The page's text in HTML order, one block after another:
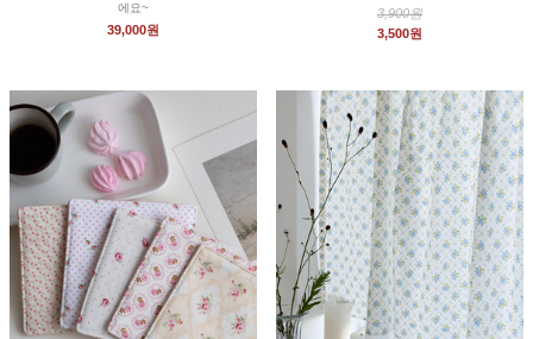
에요~
39,000원
3,900원
3,500원